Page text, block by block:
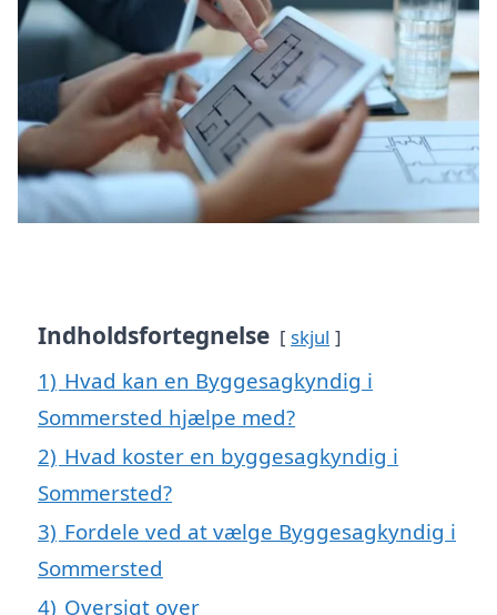
Indholdsfortegnelse skjul
1) Hvad kan en Byggesagkyndig i
Sommersted hjælpe med?
2) Hvad koster en byggesagkyndig i
Sommersted?
3) Fordele ved at vælge Byggesagkyndig i
Sommersted
4) Oversigt over